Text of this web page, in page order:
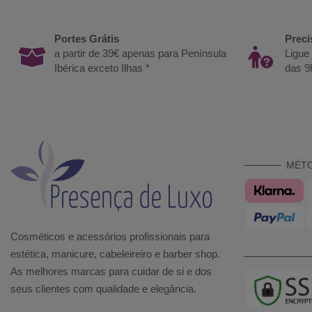
Portes Grátis
a partir de 39€ apenas para Península
Ibérica exceto Ilhas *
das
Cosméticos e acessórios profissionais para
estética, manicure, cabeleireiro e barber shop.
As melhores marcas para cuidar de si e dos
seus clientes com qualidade e elegância.